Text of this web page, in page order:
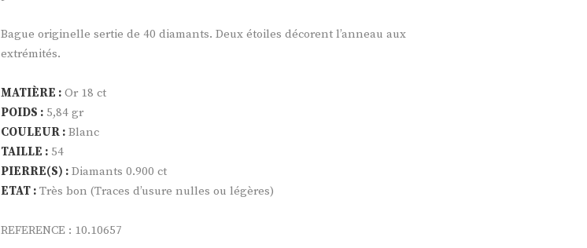
Bague originelle sertie de 40 diamants. Deux étoiles décorent l’anneau aux
extrémités.
MATIÈRE : Or 18 ct
POIDS : 5,84 gr
COULEUR : Blanc
TAILLE : 54
PIERRE(S) : Diamants 0.900 ct
ETAT : Très bon (Traces d’usure nulles ou légères)
REFERENCE : 10.10657